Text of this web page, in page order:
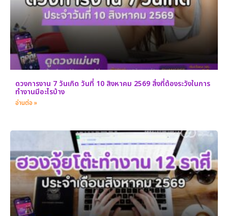
ดวงการงาน 7 วันเกิด วันที่ 10 สิงหาคม 2569 สิ่งที่ต้องระวังในการ
ทำงานมีอะไรบ้าง
อ่านต่อ »